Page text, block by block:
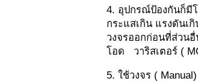
4. อุปกรณ์ป้องกันก็มี
กระแสเกิน แรงดันเ
วงจรออกก่อนที่ส่ว
โอด วาริสเตอร์ (
5. ใช้วงจร (